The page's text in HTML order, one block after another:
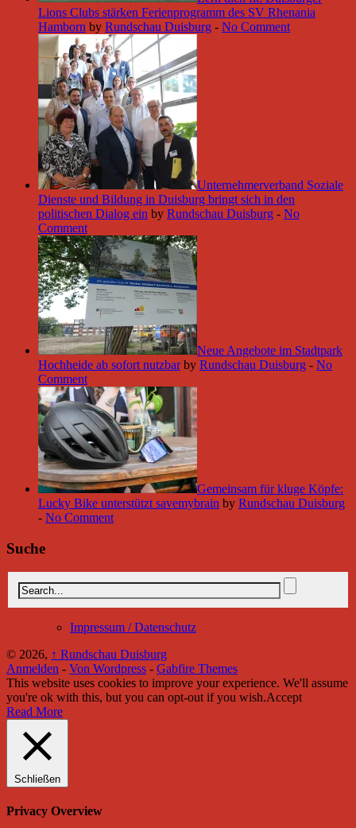
Lions Clubs stärken Ferienprogramm des SV Rhenania
Hamborn by Rundschau Duisburg - No Comment
Unternehmerverband Soziale
Dienste und Bildung in Duisburg bringt sich in den
politischen Dialog ein by Rundschau Duisburg - No
Comment
Neue Angebote im Stadtpark
Hochheide ab sofort nutzbar by Rundschau Duisburg - No
Comment
Gemeinsam für kluge Köpfe:
Lucky Bike unterstützt savemybrain by Rundschau Duisburg
- No Comment
Suche
Impressum / Datenschutz
© 2026, ↑ Rundschau Duisburg
Anmelden - Von Wordpress - Gabfire Themes
This website uses cookies to improve your experience. We'll assume
you're ok with this, but you can opt-out if you wish.Accept
Read More
Schließen
Privacy Overview